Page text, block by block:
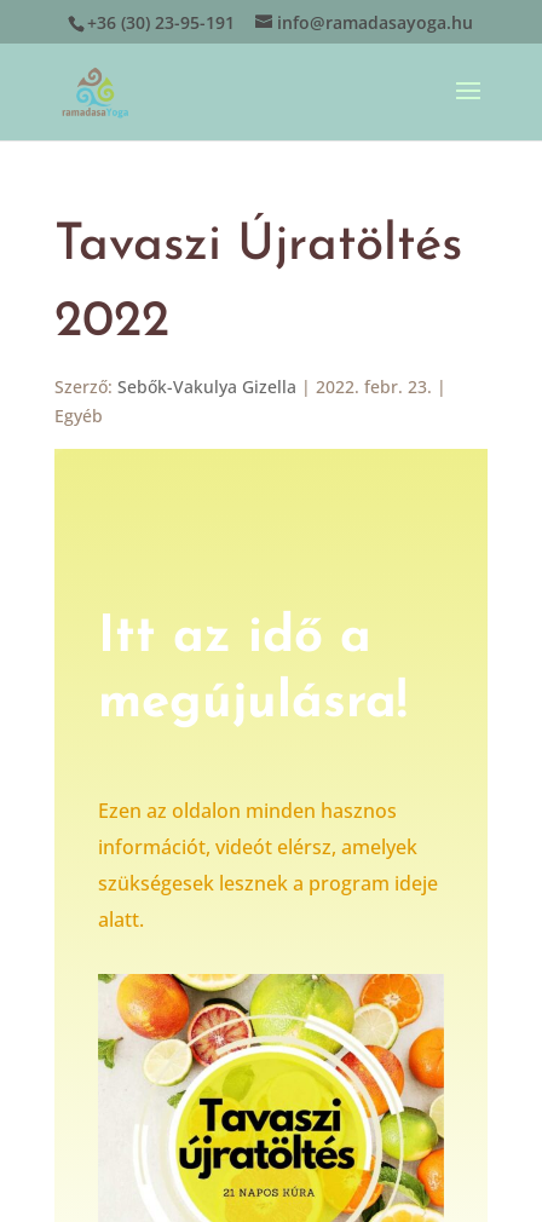
+36 (30) 23-95-191 info@ramadasayoga.hu
Tavaszi Újratöltés
2022
Szerző: Sebők-Vakulya Gizella | 2022. febr. 23. |
Egyéb
Itt az idő a
megújulásra!
Ezen az oldalon minden hasznos
információt, videót elérsz, amelyek
szükségesek lesznek a program ideje
alatt.